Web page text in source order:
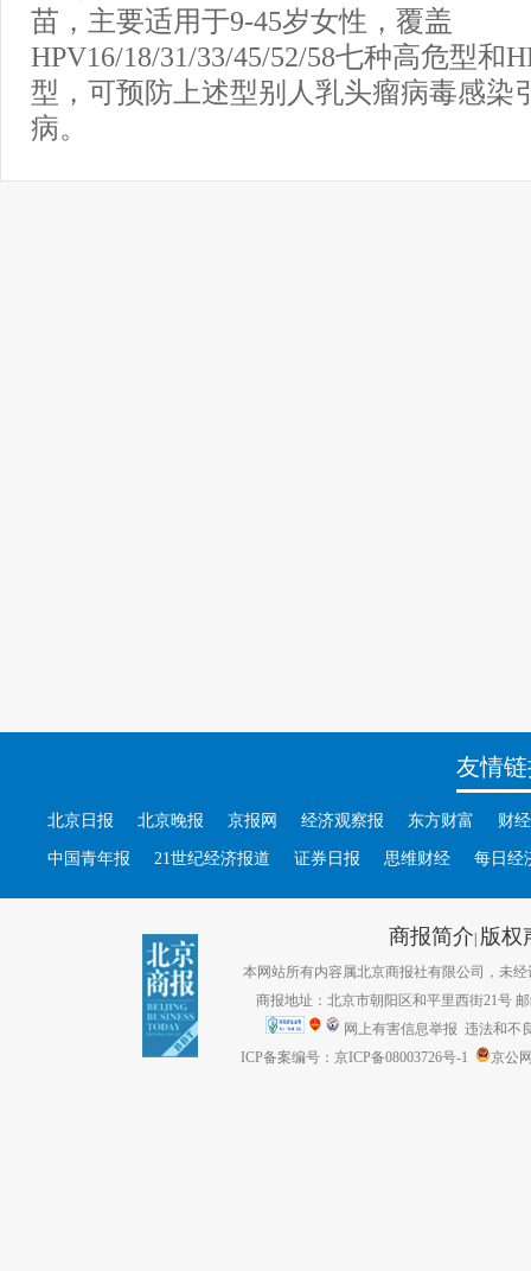
苗，主要适用于9-45岁女性，覆盖
HPV16/18/31/33/45/52/58七种高危型和
型，可预防上述型别人乳头瘤病毒感染
病。
友情
北京日报 北京晚报 京报网 经济观察报 东方财富 财
中国青年报 21世纪经济报道 证券日报 思维财经 每日经
商报简介| 版权
本网站所有内容属北京商报社有限公司，未经
商报地址：北京市朝阳区和平里西街21号
网上有害信息举报 违法和不
ICP备案编号：京ICP备08003726号-1
京公